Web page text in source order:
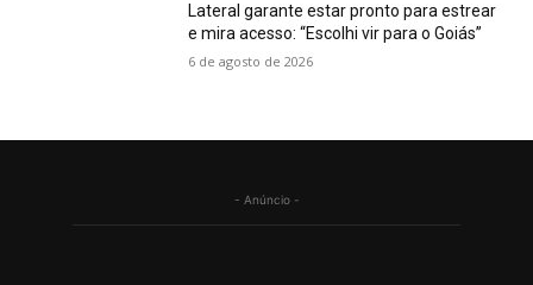
Lateral garante estar pronto para estrear
e mira acesso: “Escolhi vir para o Goiás”
6 de agosto de 2026
- Anúncio -